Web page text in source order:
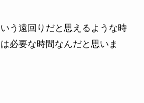
う遠回りだと思えるような時
必要な時間なんだと思いま